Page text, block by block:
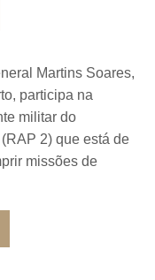
Martins Soares,
participa na
militar do
2) que está de
missões de